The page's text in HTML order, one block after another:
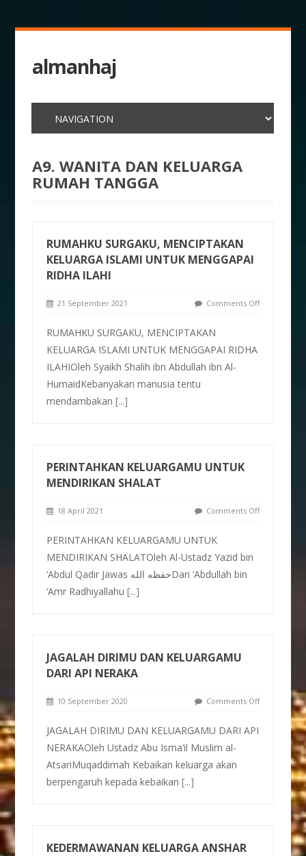
almanhaj
A9. WANITA DAN KELUARGA
RUMAH TANGGA
RUMAHKU SURGAKU, MENCIPTAKAN
KELUARGA ISLAMI UNTUK MENGGAPAI
RIDHA ILAHI
21 September 2021 Comments Off
RUMAHKU SURGAKU, MENCIPTAKAN
KELUARGA ISLAMI UNTUK MENGGAPAI RIDHA
ILAHIOleh Syaikh Shalih ibn Abdullah ibn Al-
HumaidKebanyakan manusia tentu
mendambakan[...]
PERINTAHKAN KELUARGAMU UNTUK
MENDIRIKAN SHALAT
18 April 2021 Comments Off
PERINTAHKAN KELUARGAMU UNTUK
MENDIRIKAN SHALATOleh Al-Ustadz Yazid bin
‘Abdul Qadir Jawas حفظه اللهDari ‘Abdullah bin
‘Amr Radhiyallahu[...]
JAGALAH DIRIMU DAN KELUARGAMU
DARI API NERAKA
10 September 2020 Comments Off
JAGALAH DIRIMU DAN KELUARGAMU DARI API
NERAKAOleh Ustadz Abu Isma’il Muslim al-
AtsariMuqaddimah Kebaikan keluarga akan
berpengaruh kepada kebaikan[...]
KEDERMAWANAN KELUARGA ANSHAR